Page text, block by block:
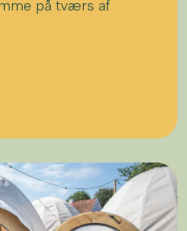
på tværs af